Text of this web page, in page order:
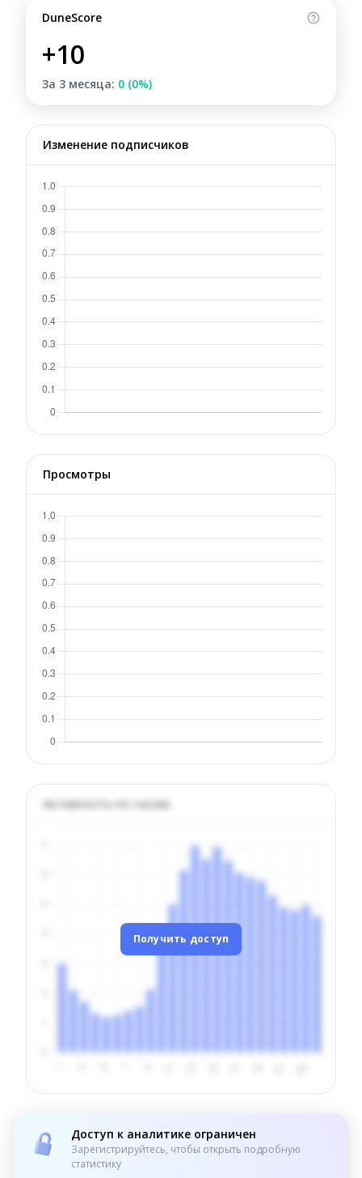
DuneScore
+10
За 3 месяца: 0 (0%)
Изменение подписчиков
Просмотры
Активность по часам
Получить доступ
Доступ к аналитике ограничен
Зарегистрируйтесь, чтобы открыть подробную
статистику